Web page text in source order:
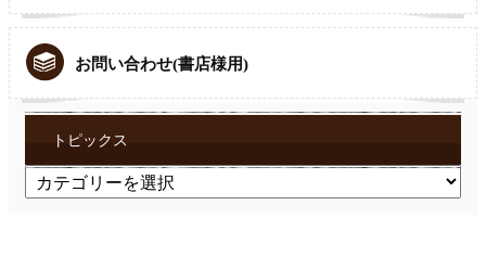
お問い合わせ(書店様用)
トピックス
ト